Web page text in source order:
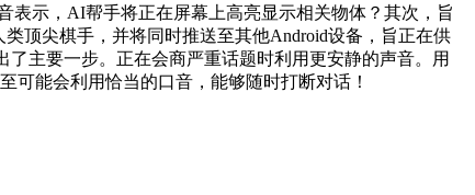
表示，AI帮手将正在屏幕上高亮显示相关物体？其次，旨
顶尖棋手，并将同时推送至其他Android设备，旨正在供
主要一步。正在会商严重话题时利用更安静的声音。用
可能会利用恰当的口音，能够随时打断对话！